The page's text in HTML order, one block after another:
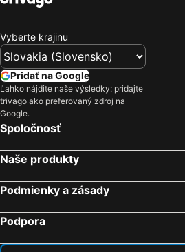
Hotely Ostrov Skiathos
Hotely Krk
Hotely Pobrežie Chorvátska
Hotely Ibiza
Hotely Švajčiarsko
Hotely Benátsko
Hotely Cyprus
Vyberte krajinu
Pridať na Google
Ľahko nájdite naše výsledky: pridajte
trivago ako preferovaný zdroj na
Google.
Spoločnosť
Naše produkty
Podmienky a zásady
Podpora